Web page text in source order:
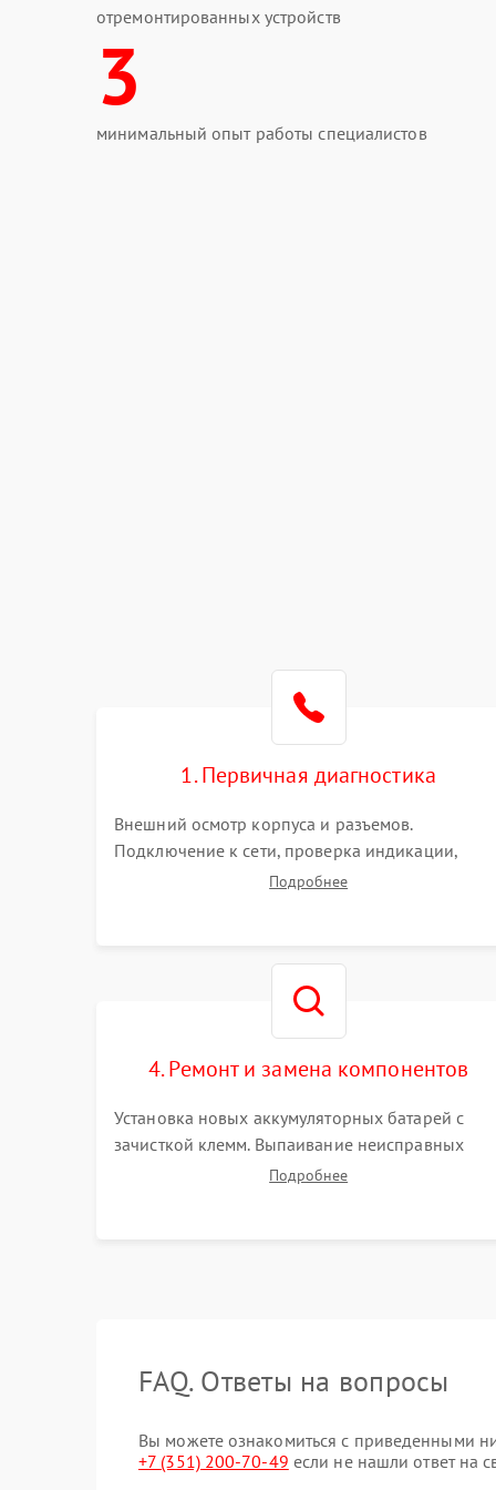
Сервисный центр APC готов принять ваше
Своевременное обращение помогает
защитить важное оборудование.
отремонтированных устройств
3
минимальный опыт работы специалистов
1. Первичная диагностика
Внешний осмотр корпуса и разъемов.
Подключение к сети, проверка индикации,
звуковых сигналов и кодов ошибок. Измерение
Подробнее
4. Ремонт и замена компонентов
Установка новых аккумуляторных батарей с
зачисткой клемм. Выпаивание неисправных
элементов инвертора или цепи зарядки и
Подробнее
FAQ. Ответы на вопросы
Вы можете ознакомиться с приведенными
+7 (351) 200-70-49 если не нашли ответ на